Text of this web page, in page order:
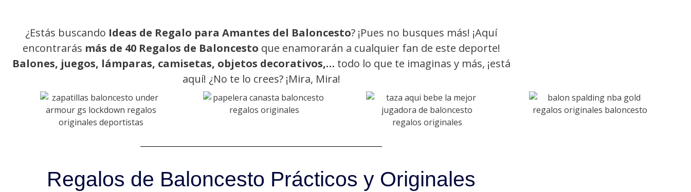
¿Estás buscando Ideas de Regalo para Amantes del Baloncesto? ¡Pues no busques más! ¡Aquí
encontrarás más de 40 Regalos de Baloncesto que enamorarán a cualquier fan de este deporte!
Balones, juegos, lámparas, camisetas, objetos decorativos,… todo lo que te imaginas y más, ¡está
aquí! ¿No te lo crees? ¡Mira, Mira!
Regalos de Baloncesto Prácticos y Originales